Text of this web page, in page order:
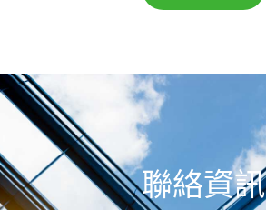
聯絡資訊